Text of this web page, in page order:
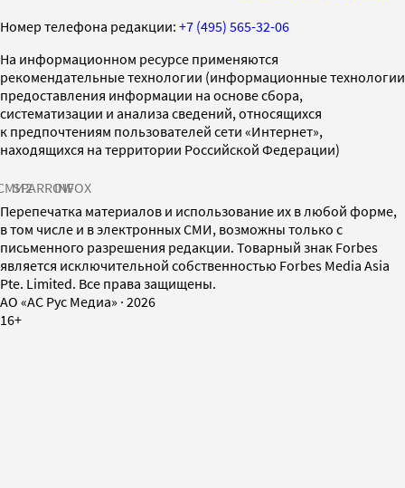
Номер телефона редакции: +7 (495) 565-32-06
На информационном ресурсе применяются
рекомендательные технологии (информационные технологии
предоставления информации на основе сбора,
систематизации и анализа сведений, относящихся
к предпочтениям пользователей сети «Интернет»,
находящихся на территории Российской Федерации)
SPARROWINFOX
Перепечатка материалов и использование их в любой форме,
в том числе и в электронных СМИ, возможны только с
письменного разрешения редакции. Товарный знак Forbes
является исключительной собственностью Forbes Media Asia
Pte. Limited. Все права защищены.
AO «АС Рус Медиа» · 2026
16+